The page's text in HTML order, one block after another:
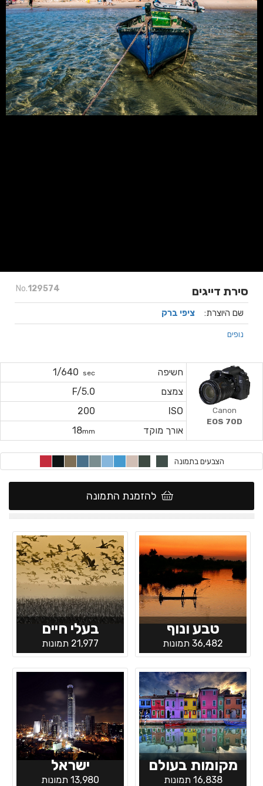
No.129574 סירת דייגים
שם היוצרת: ציפי ברק
נופים
חשיפה sec
1/640
צמצם
F/5.0
ISO
200
אורך מוקד
18mm
Canon
EOS 70D
הצבעים בתמונה
להזמנת התמונה
טבע ונוף
36,482 תמונות
בעלי חיים
21,977 תמונות
מקומות בעולם
16,838 תמונות
ישראל
13,980 תמונות